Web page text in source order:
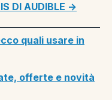
DI AUDIBLE →
quali usare in
offerte e novità